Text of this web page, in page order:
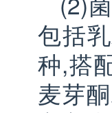
包括
种,搭
麦芽